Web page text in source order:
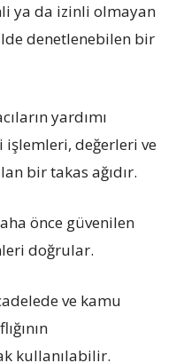
ya da izinli olmayan
denetlenebilen bir
yardımı
değerleri ve
bir takas ağıdır.
önce güvenilen
doğrular.
ve kamu
kullanılabilir.